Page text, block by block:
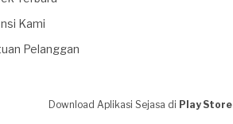
Kami
Pelanggan
Download Aplikasi Sejasa di Play Store